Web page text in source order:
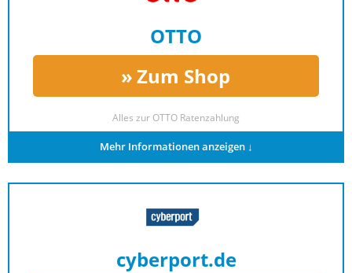
OTTO
Zum Shop
Alles zur OTTO Ratenzahlung
Mehr Informationen anzeigen ↓
cyberport.de